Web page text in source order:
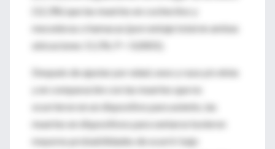
(12,3%) que las muertes en cochecitos y
mecedoras o hamacas (porcentaje total en ambas
ubicaciones 11,5%; P < 0,0001).
Después de ajustar por edad, sexo y raza y/o etnia
y en comparación con las muertes que no
ocurrieron en un dispositivo para asiento, las
muertes en dispositivos para sentarse tuvieron
mayores probabilidades de ocurrir bajo